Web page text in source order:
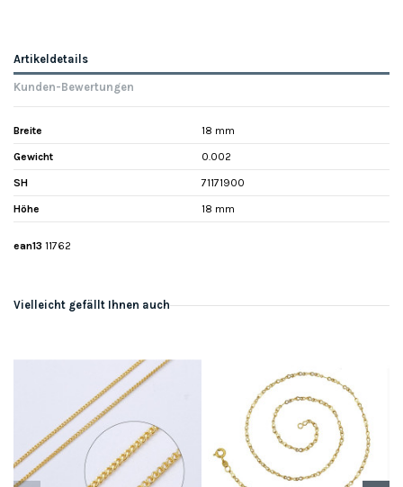
Artikeldetails
Kunden-Bewertungen
Breite 18 mm
Gewicht 0.002
SH 71171900
Höhe 18 mm
ean13 11762
Vielleicht gefällt Ihnen auch